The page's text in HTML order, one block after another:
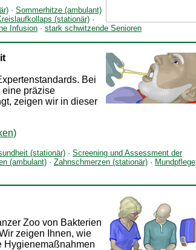
· Sommerhitze (ambulant)
(stationär) ·
Infusion · stark schwitzende Senioren
Bei
eine präzise
zeigen wir in dieser
(stationär) · Screening und Assessment der
(ambulant) · Zahnschmerzen (stationär) · Mundpflege
Zoo von Bakterien
zeigen Ihnen, wie
Hygienemaßnahmen